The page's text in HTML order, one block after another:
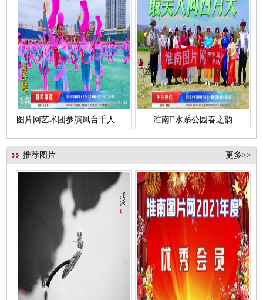
图片网艺术团参演凤台千人花鼓灯 淮南E水系公园春之韵
推荐图片 更多>>